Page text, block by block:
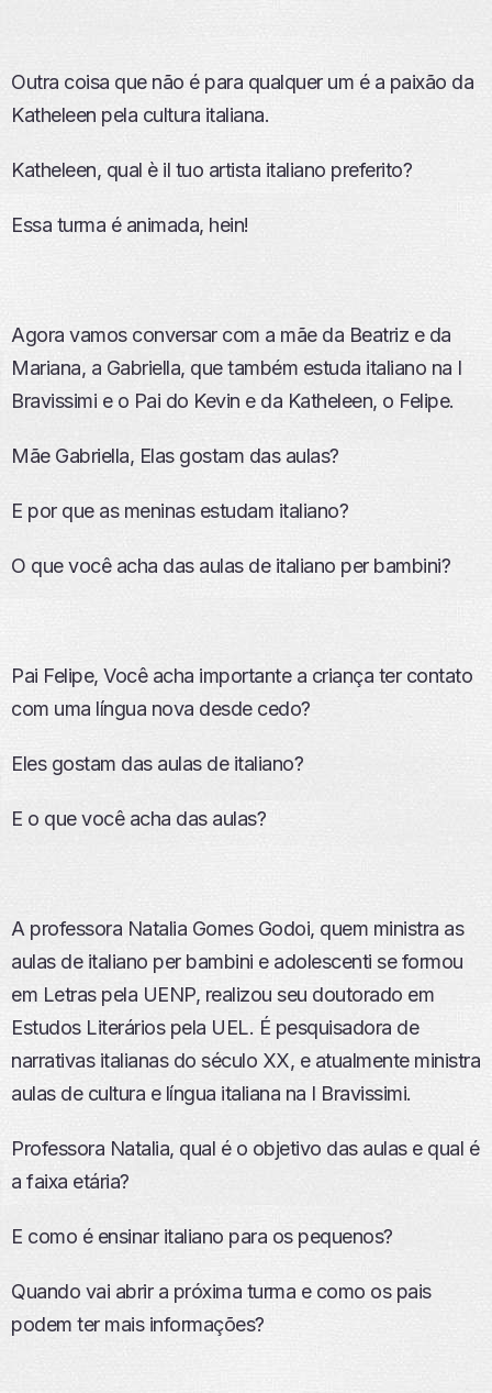
Outra coisa que não é para qualquer um é a paixão da
Katheleen pela cultura italiana.
Katheleen, qual è il tuo artista italiano preferito?
Essa turma é animada, hein!
Agora vamos conversar com a mãe da Beatriz e da
Mariana, a Gabriella, que também estuda italiano na I
Bravissimi e o Pai do Kevin e da Katheleen, o Felipe.
Mãe Gabriella, Elas gostam das aulas?
E por que as meninas estudam italiano?
O que você acha das aulas de italiano per bambini?
Pai Felipe, Você acha importante a criança ter contato
com uma língua nova desde cedo?
Eles gostam das aulas de italiano?
E o que você acha das aulas?
A professora Natalia Gomes Godoi, quem ministra as
aulas de italiano per bambini e adolescenti se formou
em Letras pela UENP, realizou seu doutorado em
Estudos Literários pela UEL. É pesquisadora de
narrativas italianas do século XX, e atualmente ministra
aulas de cultura e língua italiana na I Bravissimi.
Professora Natalia, qual é o objetivo das aulas e qual é
a faixa etária?
E como é ensinar italiano para os pequenos?
Quando vai abrir a próxima turma e como os pais
podem ter mais informações?